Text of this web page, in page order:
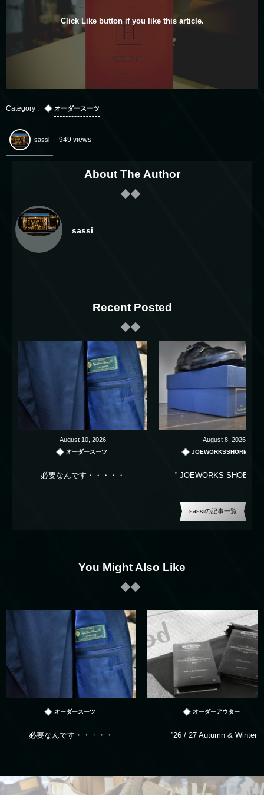
Click Like button if you like this article.
オーダースーツ
sassi 949 views
About The Author
sassi
Recent Posted
August 10, 2026
オーダースーツ
必要なんです・・・・・
August 8, 2026
JOEWORKSSHORMAKER
” JOEWORKS
sassiの記事一覧
You Might Also Like
オーダースーツ
必要なんです・・・・・
オーダーアウター
”26 / 27 Autumn & Winter “